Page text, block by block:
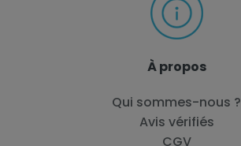
À propos
Qui sommes-nous ?
Avis vérifiés
CGV